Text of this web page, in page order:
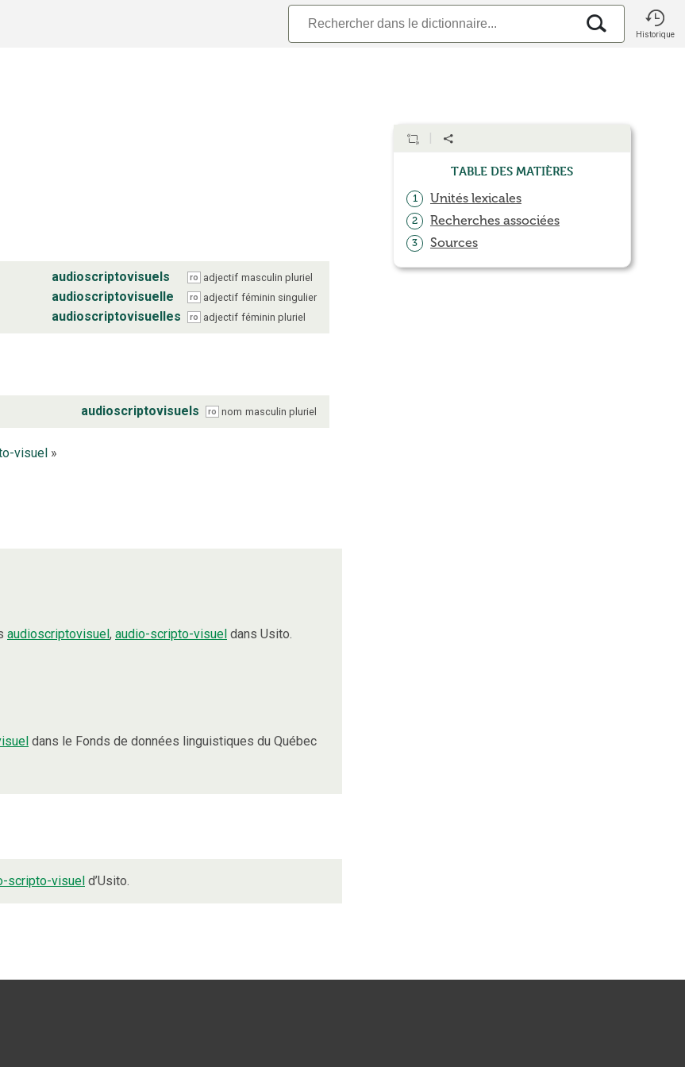
Historique
audioscriptovisuels ro adjectif masculin pluriel
audioscriptovisuelle ro adjectif féminin singulier
audioscriptovisuelles ro adjectif féminin pluriel
audioscriptovisuels ro nom masculin pluriel
visuel »
audioscriptovisuel, audio-scripto-visuel dans Usito.
dans le Fonds de données linguistiques du Québec
scripto-visuel d’Usito.
Table des matières
1 Unités lexicales
2 Recherches associées
3 Sources